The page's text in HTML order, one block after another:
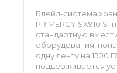
Блейд-система
PRIMERGY SX910
стандартную
оборудования,
одну ленту на 1500
поддерживается